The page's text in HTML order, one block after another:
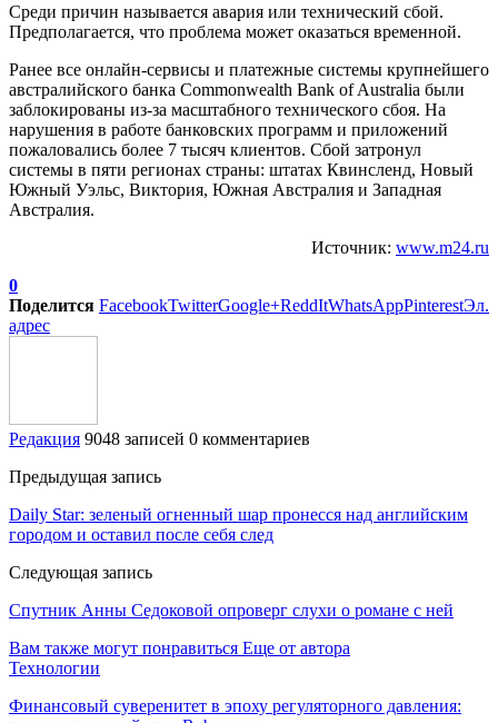
Среди причин называется авария или технический сбой.
Предполагается, что проблема может оказаться временной.
Ранее все онлайн-сервисы и платежные системы крупнейшего
австралийского банка Commonwealth Bank of Australia были
заблокированы из-за масштабного технического сбоя. На
нарушения в работе банковских программ и приложений
пожаловались более 7 тысяч клиентов. Сбой затронул
системы в пяти регионах страны: штатах Квинсленд, Новый
Южный Уэльс, Виктория, Южная Австралия и Западная
Австралия.
Источник: www.m24.ru
0
Поделится FacebookTwitterGoogle+ReddItWhatsAppPinterestЭл.
адрес
Редакция 9048 записей 0 комментариев
Предыдущая запись
Daily Star: зеленый огненный шар пронесся над английским
городом и оставил после себя след
Следующая запись
Спутник Анны Седоковой опроверг слухи о романе с ней
Вам также могут понравиться Еще от автора
Технологии
Финансовый суверенитет в эпоху регуляторного давления: